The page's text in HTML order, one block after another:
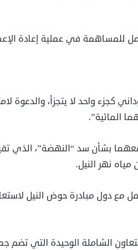
للمساهمة في عملية إعادة
كجزء واحد لا يتجزأ، والدعوة
المائية”.
معهما بشأن سد “النهضة”، الذي
نهر النيل.
مع دول مبادرة حوض النيل
الشاملة الوحيدة التي تضم